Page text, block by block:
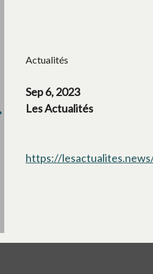
Actualités
Sep 6, 2023
Les Actualités
https://